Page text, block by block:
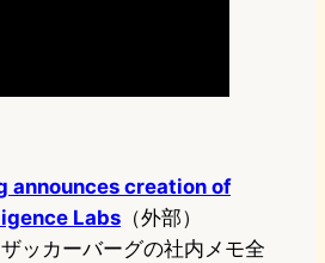
announces creation of
Labs （外部）
ッカーバーグの社内メモ全